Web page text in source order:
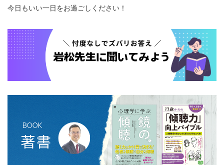
今日もいい一日をお過ごしください！